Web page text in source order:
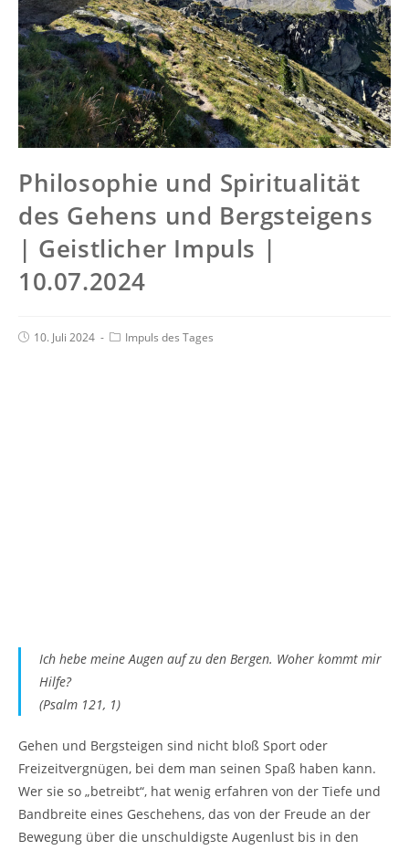
Philosophie und Spiritualität
des Gehens und Bergsteigens
| Geistlicher Impuls |
10.07.2024
10. Juli 2024 Impuls des Tages
Ich hebe meine Augen auf zu den Bergen. Woher kommt mir
Hilfe?
(Psalm 121, 1)
Gehen und Bergsteigen sind nicht bloß Sport oder
Freizeitvergnügen, bei dem man seinen Spaß haben kann.
Wer sie so „betreibt“, hat wenig erfahren von der Tiefe und
Bandbreite eines Geschehens, das von der Freude an der
Bewegung über die unschuldigste Augenlust bis in den